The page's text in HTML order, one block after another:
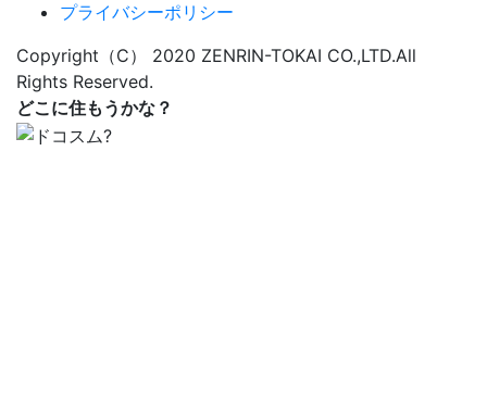
プライバシーポリシー
Copyright（C） 2020 ZENRIN-TOKAI CO.,LTD.All
Rights Reserved.
どこに住もうかな？